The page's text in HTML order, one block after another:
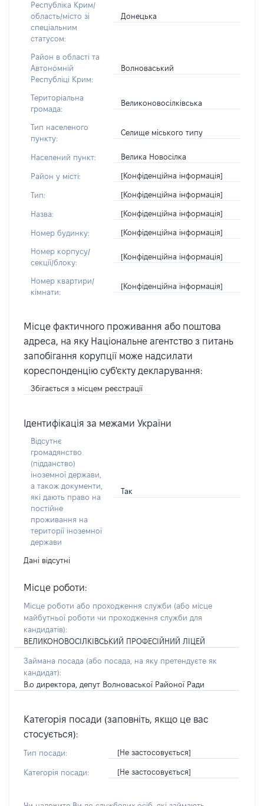
Республіка Крим/
область/місто зі
спеціальним
статусом:
Донецька
Район в області та
Автономній
Республіці Крим:
Волноваський
Територіальна
громада:
Великоновосілківська
Тип населеного
пункту:
Селище міського типу
Населений пункт: Велика Новосілка
Район у місті: [Конфіденційна інформація]
Тип: [Конфіденційна інформація]
Назва: [Конфіденційна інформація]
Номер будинку: [Конфіденційна інформація]
Номер корпусу/
секції/блоку:
[Конфіденційна інформація]
Номер квартири/
кімнати:
[Конфіденційна інформація]
Місце фактичного проживання або поштова
адреса, на яку Національне агентство з питань
запобігання корупції може надсилати
кореспонденцію суб'єкту декларування:
Збігається з місцем реєстрації
Ідентифікація за межами України
Відсутнє
громадянство
(підданство)
іноземної держави,
а також документи,
які дають право на
постійне
проживання на
території іноземної
держави
Так
Дані відсутні
Місце роботи:
Місце роботи або проходження служби (або місце
майбутньої роботи чи проходження служби для
кандидатів):
ВЕЛИКОНОВОСІЛКІВСЬКИЙ ПРОФЕСІЙНИЙ ЛІЦЕЙ
Займана посада (або посада, на яку претендуєте як
кандидат):
В.о директора, депут Волноваської Районої Ради
Категорія посади (заповніть, якщо це вас
стосується):
Тип посади: [Не застосовується]
Категорія посади: [Не застосовується]